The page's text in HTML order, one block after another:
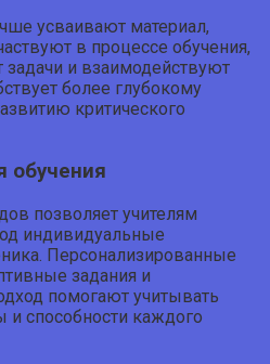
усваивают материал,
в процессе обучения,
и взаимодействуют
более глубокому
критического
обучения
позволяет учителям
индивидуальные
Персонализированные
задания и
помогают учитывать
и способности каждого